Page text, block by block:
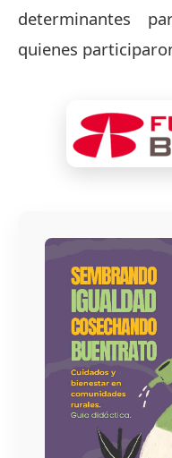
determinantes
quienes